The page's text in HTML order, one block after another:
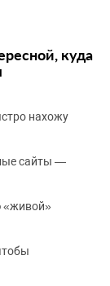
куда
нахожу
сайты —
«живой»